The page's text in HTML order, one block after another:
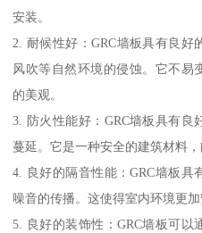
安装。
2. 耐候性好：GRC墙板具有良好
风吹等自然环境的侵蚀。它不易
的美观。
3. 防火性能好：GRC墙板具有
蔓延。它是一种安全的建筑材料
4. 良好的隔音性能：GRC墙板
噪音的传播。这使得室内环境更加
5. 良好的装饰性：GRC墙板可